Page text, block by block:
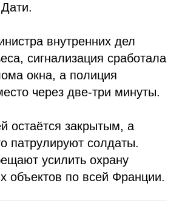
внутренних дел
сигнализация сработала
окна, а полиция
через две-три минуты.
остаётся закрытым, а
патрулируют солдаты.
усилить охрану
объектов по всей Франции.